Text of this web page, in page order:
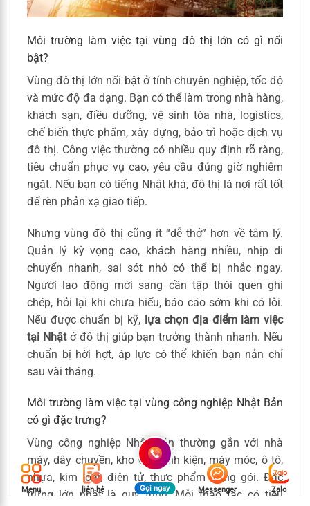
Môi trường làm việc tại vùng đô thị lớn có gì nổi
bật?
Vùng đô thị lớn nổi bật ở tính chuyên nghiệp, tốc độ
và mức độ đa dạng. Bạn có thể làm trong nhà hàng,
khách sạn, điều dưỡng, vệ sinh tòa nhà, logistics,
chế biến thực phẩm, xây dựng, bảo trì hoặc dịch vụ
đô thị. Công việc thường có nhiều quy định rõ ràng,
tiêu chuẩn phục vụ cao, yêu cầu đúng giờ nghiêm
ngặt. Nếu bạn có tiếng Nhật khá, đô thị là nơi rất tốt
để rèn phản xạ giao tiếp.
Nhưng vùng đô thị cũng ít “dễ thở” hơn về tâm lý.
Quản lý kỳ vọng cao, khách hàng nhiều, nhịp di
chuyển nhanh, sai sót nhỏ có thể bị nhắc ngay.
Người lao động mới sang cần tập thói quen ghi
chép, hỏi lại khi chưa hiểu, báo cáo sớm khi có lỗi.
Nếu được chuẩn bị kỹ, lựa chọn địa điểm làm việc
tại Nhậtở đô thị giúp bạn trưởng thành nhanh. Nếu
chuẩn bị hời hợt, áp lực có thể khiến bạn nản chỉ
sau vài tháng.
Môi trường làm việc tại vùng công nghiệp Nhật Bản
có gì đặc trưng?
Vùng công nghiệp Nhật Bản thường gắn với nhà
máy, dây chuyền, kho vận, linh kiện, máy móc, ô tô,
nhựa, kim loại, điện tử, thực phẩm đóng gói. Đặc
trưng lớn nhất là quy trình. Mỗi thao tác có tiêu
Menu liên hệ Gọi ngay Messenger Zalo